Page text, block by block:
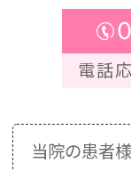
電話
当院の患者